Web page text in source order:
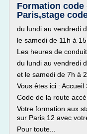
Formation code
Paris,stage
du lundi au vendredi
le samedi de 11h à
Les heures de
du lundi au vendredi
et le samedi de 7h à
Vous êtes ici :
Code de la route
Votre formation aux
sur Paris 12 avec
Pour toute...